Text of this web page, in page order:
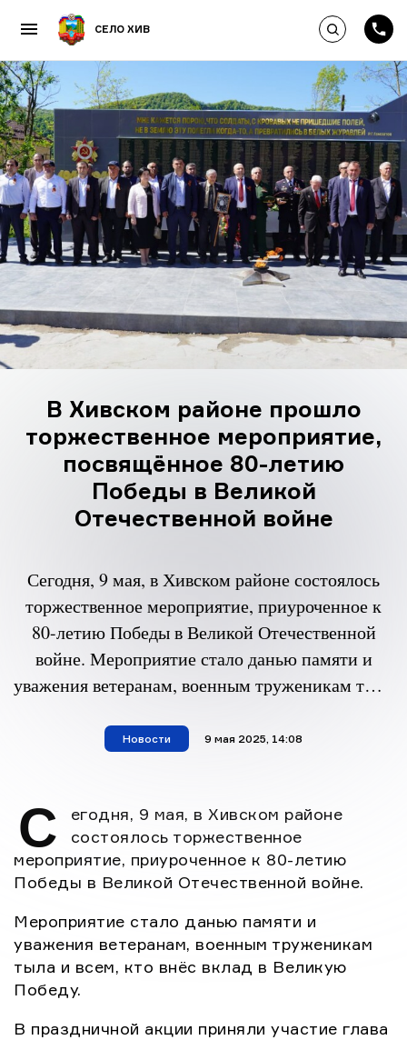
Пропустить и перейти к
СЕЛО ХИВ Выполнить
В Хивском районе прошло
торжественное мероприятие,
посвящённое 80-летию
Победы в Великой
Отечественной войне
Сегодня, 9 мая, в Хивском районе состоялось
торжественное мероприятие, приуроченное к
80-летию Победы в Великой Отечественной
войне. Мероприятие стало данью памяти и
уважения ветеранам, военным труженикам тыла
праздничной акции приняли участие глава
военный комиссар по […]
Новости материал опубликован
9 мая 2025, 14:08
С
егодня, 9 мая, в Хивском районе
состоялось торжественное
мероприятие, приуроченное к 80-летию
Победы в Великой Отечественной войне.
Мероприятие стало данью памяти и
уважения ветеранам, военным труженикам
тыла и всем, кто внёс вклад в Великую
Победу.
В праздничной акции приняли участие глава